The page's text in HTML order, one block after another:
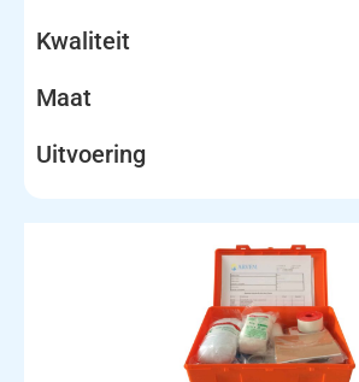
Kwaliteit
Maat
Uitvoering